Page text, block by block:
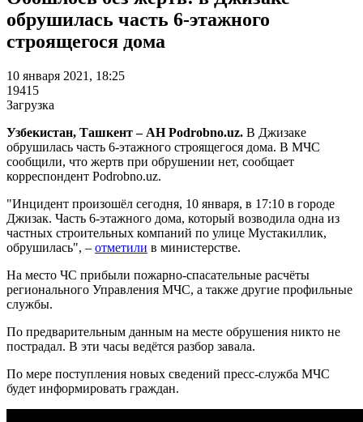
обрушилась часть 6-этажного
строящегося дома
10 января 2021, 18:25
19415
Загрузка
Узбекистан, Ташкент – АН Podrobno.uz. В Джизаке
обрушилась часть 6-этажного строящегося дома. В МЧС
сообщили, что жертв при обрушении нет, сообщает
корреспондент Podrobno.uz.
"Инцидент произошёл сегодня, 10 января, в 17:10 в городе
Джизак. Часть 6-этажного дома, который возводила одна из
частных строительных компаний по улице Мустакиллик,
обрушилась", – отметили в министерстве.
На место ЧС прибыли пожарно-спасательные расчёты
регионального Управления МЧС, а также другие профильные
службы.
По предварительным данным на месте обрушения никто не
пострадал. В эти часы ведётся разбор завала.
По мере поступления новых сведений пресс-служба МЧС
будет информировать граждан.